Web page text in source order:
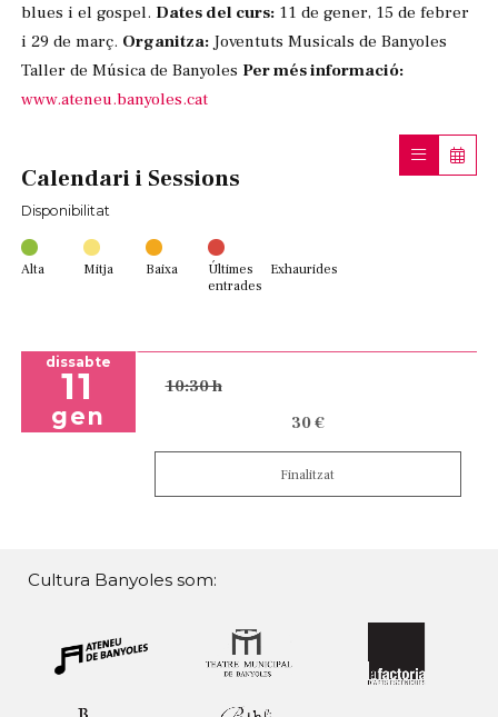
blues i el gospel. Dates del curs: 11 de gener, 15 de febrer
i 29 de març. Organitza: Joventuts Musicals de Banyoles
Taller de Música de Banyoles Per més informació:
www.ateneu.banyoles.cat
Calendari i Sessions
Disponibilitat
Alta Mitja Baixa
Últimes
entrades
Exhaurides
dissabte
11
gen
10:30 h
30 €
Finalitzat
Cultura Banyoles som: